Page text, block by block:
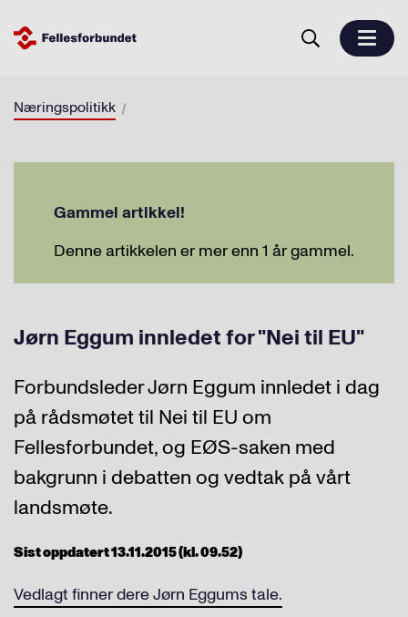
Næringspolitikk
Gammel artikkel!
Denne artikkelen er mer enn 1 år gammel.
Jørn Eggum innledet for "Nei til EU"
Forbundsleder Jørn Eggum innledet i dag
på rådsmøtet til Nei til EU om
Fellesforbundet, og EØS-saken med
bakgrunn i debatten og vedtak på vårt
landsmøte.
Sist oppdatert 13.11.2015 (kl. 09.52)
Vedlagt finner dere Jørn Eggums tale.